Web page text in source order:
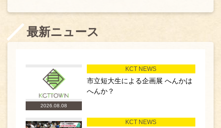
最新ニュース
2026.08.08
KCT NEWS
市立短大生による企画展 へんかは
へんか？
KCT NEWS